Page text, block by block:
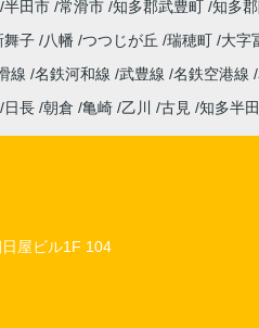
半田市 常滑市 知多郡武豊町 知多
舞子 八幡 つつじが丘 瑞穂町 大字
線 名鉄河和線 武豊線 名鉄空港線
日長 朝倉 亀崎 乙川 古見 知多半田
屋ビル1F 104